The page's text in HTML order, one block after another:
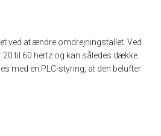
ved at ændre omdrejningstallet. Ved
til 60 hertz og kan således dække
med en PLC-styring, at den belufter